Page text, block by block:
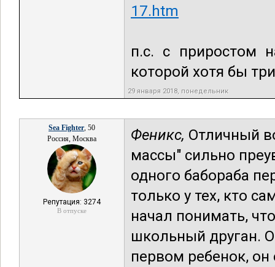
17.htm
п.с. с приростом
которой хотя бы
29 января 2018, понедельник
Sea Fighter, 50
Россия, Москва
Репутация: 3274
В отпуске
Феникс, Отличный
массы" сильно
одного бабораба
только у тех, кто
начал понимать,
школьный друган.
первом ребенок,